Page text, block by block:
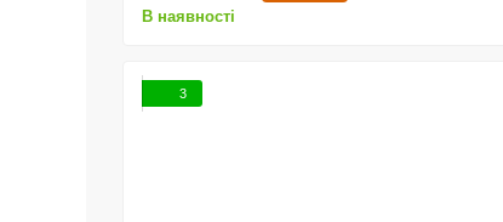
В наявності
3